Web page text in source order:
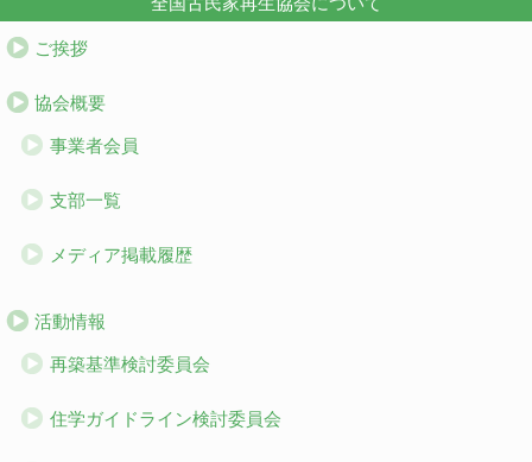
ご挨拶
協会概要
事業者会員
支部一覧
メディア掲載履歴
活動情報
再築基準検討委員会
住学ガイドライン検討委員会